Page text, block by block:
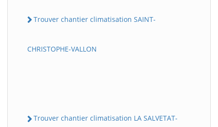
Trouver chantier climatisation SAINT-
CHRISTOPHE-VALLON
Trouver chantier climatisation LA SALVETAT-